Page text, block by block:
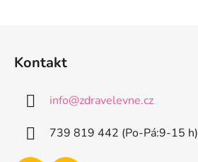
Kontakt
info@zdravelevne.cz
739 819 442 (Po-Pá:9-15 h)